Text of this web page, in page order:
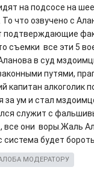
на подсосе на
То что озвучено с
подтверждающие
съемки все эти 5
в суд
путями,
капитан алкоголик
за ум и стал
служит с
все они воры.Жаль
система будет
МОДЕРАТОРУ